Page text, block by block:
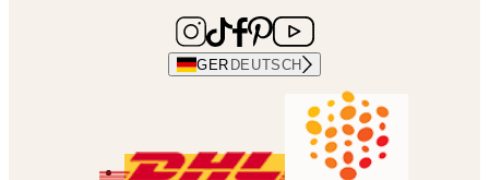
GER DEUTSCH